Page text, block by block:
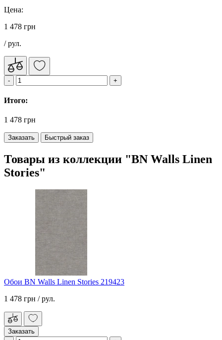
Цена:
1 478 грн
/ рул.
Итого:
1 478 грн
Заказать Быстрый заказ
Товары из коллекции "BN Walls Linen
Stories"
Обои BN Walls Linen Stories 219423
1 478 грн / рул.
Заказать